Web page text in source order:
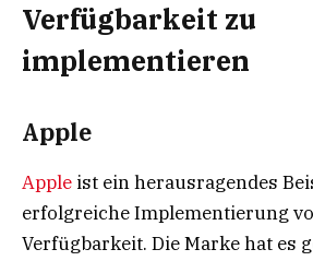
Verfügbarkeit zu
implementieren
Apple
Apple ist ein herausragendes
erfolgreiche Implementierung
Verfügbarkeit. Die Marke hat es